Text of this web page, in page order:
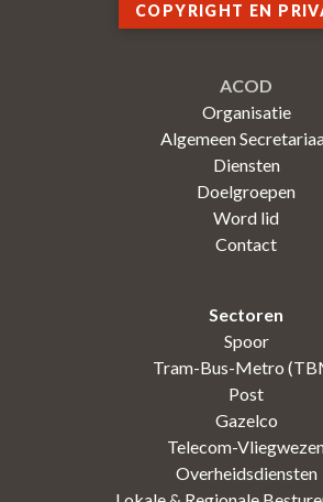
COPYRIGHT EN
ACOD
Organisatie
Algemeen
Diensten
Doelgroepen
Word lid
Contact
Sectoren
Spoor
Tram-Bus-Metro
Post
Gazelco
Telecom-
Overheidsdiensten